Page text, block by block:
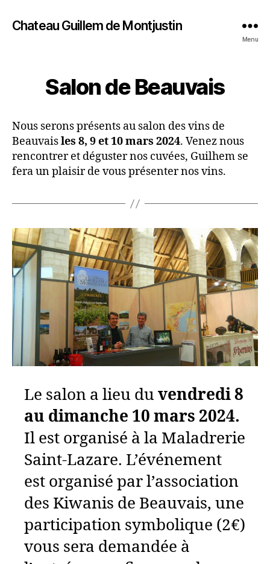
Chateau Guillem de Montjustin
Menu
Salon de Beauvais
Nous serons présents au salon des vins de
Beauvaisles 8, 9 et 10mars 2024. Venez nous
rencontrer et déguster nos cuvées, Guilhem se
fera un plaisir de vous présenter nos vins.
Le salon a lieu du vendredi 8
au dimanche 10 mars 2024.
Il est organisé à la Maladrerie
Saint-Lazare. L’événement
est organisé par l’association
des Kiwanis de Beauvais, une
participation symbolique (2€)
vous sera demandée à